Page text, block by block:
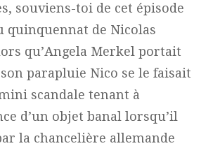
souviens-toi de cet épisode
quinquennat de Nicolas
qu’Angela Merkel portait
parapluie Nico se le faisait
scandale tenant à
d’un objet banal lorsqu’il
la chancelière allemande